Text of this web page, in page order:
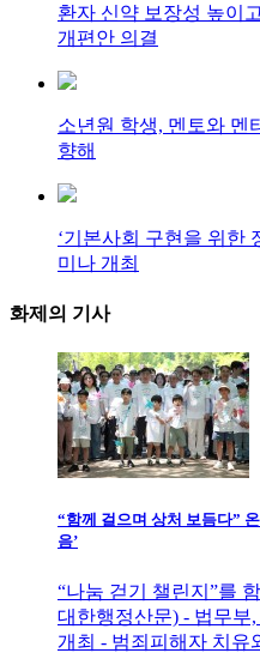
환자 신약 보장성 높이
개편안 의결
소년원 학생, 멘토와 멘
향해
‘기본사회 구현을 위한
미나 개최
화제의 기사
“함께 걸으며 상처 보듬다”
음’
“나눔 걷기 챌린지”를
대한행정산문) - 법무부
개최 - 범죄피해자 치유